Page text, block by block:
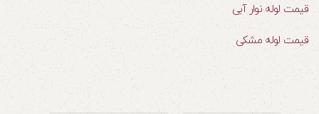
قیمت لوله نوار آبی
قیمت لوله مشکی